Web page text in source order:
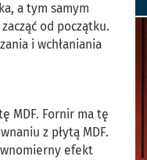
a tym samym
od początku.
i wchłaniania
MDF. Fornir ma tę
z płytą MDF.
efekt